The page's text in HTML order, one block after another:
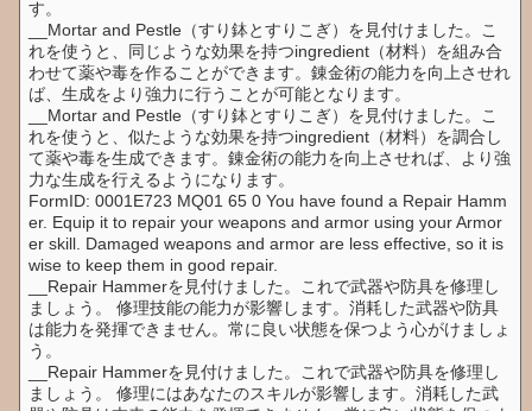
す。
__Mortar and Pestle（すり鉢とすりこぎ）を見付けました。こ
れを使うと、同じような効果を持つingredient（材料）を組み合
わせて薬や毒を作ることができます。錬金術の能力を向上させれ
ば、生成をより強力に行うことが可能となります。
__Mortar and Pestle（すり鉢とすりこぎ）を見付けました。こ
れを使うと、似たような効果を持つingredient（材料）を調合し
て薬や毒を生成できます。錬金術の能力を向上させれば、より強
力な生成を行えるようになります。
FormID: 0001E723 MQ01 65 0 You have found a Repair Hamm
er. Equip it to repair your weapons and armor using your Armor
er skill. Damaged weapons and armor are less effective, so it is
wise to keep them in good repair.
__Repair Hammerを見付けました。これで武器や防具を修理し
ましょう。 修理技能の能力が影響します。消耗した武器や防具
は能力を発揮できません。常に良い状態を保つよう心がけましょ
う。
__Repair Hammerを見付けました。これで武器や防具を修理し
ましょう。 修理にはあなたのスキルが影響します。消耗した武